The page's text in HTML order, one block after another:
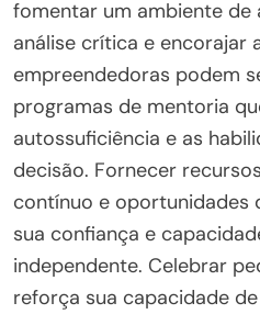
fomentar um ambiente de
análise crítica e encorajar
empreendedoras podem
programas de mentoria
autossuficiência e as
decisão. Fornecer
contínuo e oportunidades
sua confiança e
independente. Celebrar
reforça sua capacidade